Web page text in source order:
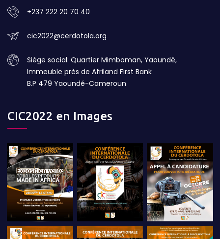
+237 222 20 70 40
cic2022@cerdotola.org
Siège social: Quartier Mimboman, Yaoundé,
Immeuble près de Afriland First Bank
B.P 479 Yaoundé-Cameroun
CIC2022 en Images